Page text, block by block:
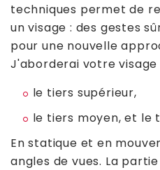
techniques permet de
un visage : des gestes
pour une nouvelle
J'aborderai votre visage
le tiers supérieur,
le tiers moyen, et le
En statique et en
angles de vues. La